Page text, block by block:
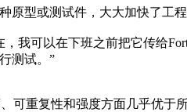
原型或测试件，大大加快了工
我可以在下班之前把它传给
测试。”
可重复性和强度方面几乎优于